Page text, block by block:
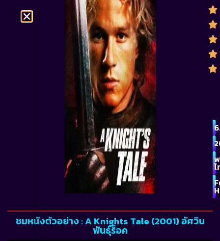
ชมหนังตัวอย่าง : A Knights Tale (2001) อัศวิน
พันธุ์ร็อค